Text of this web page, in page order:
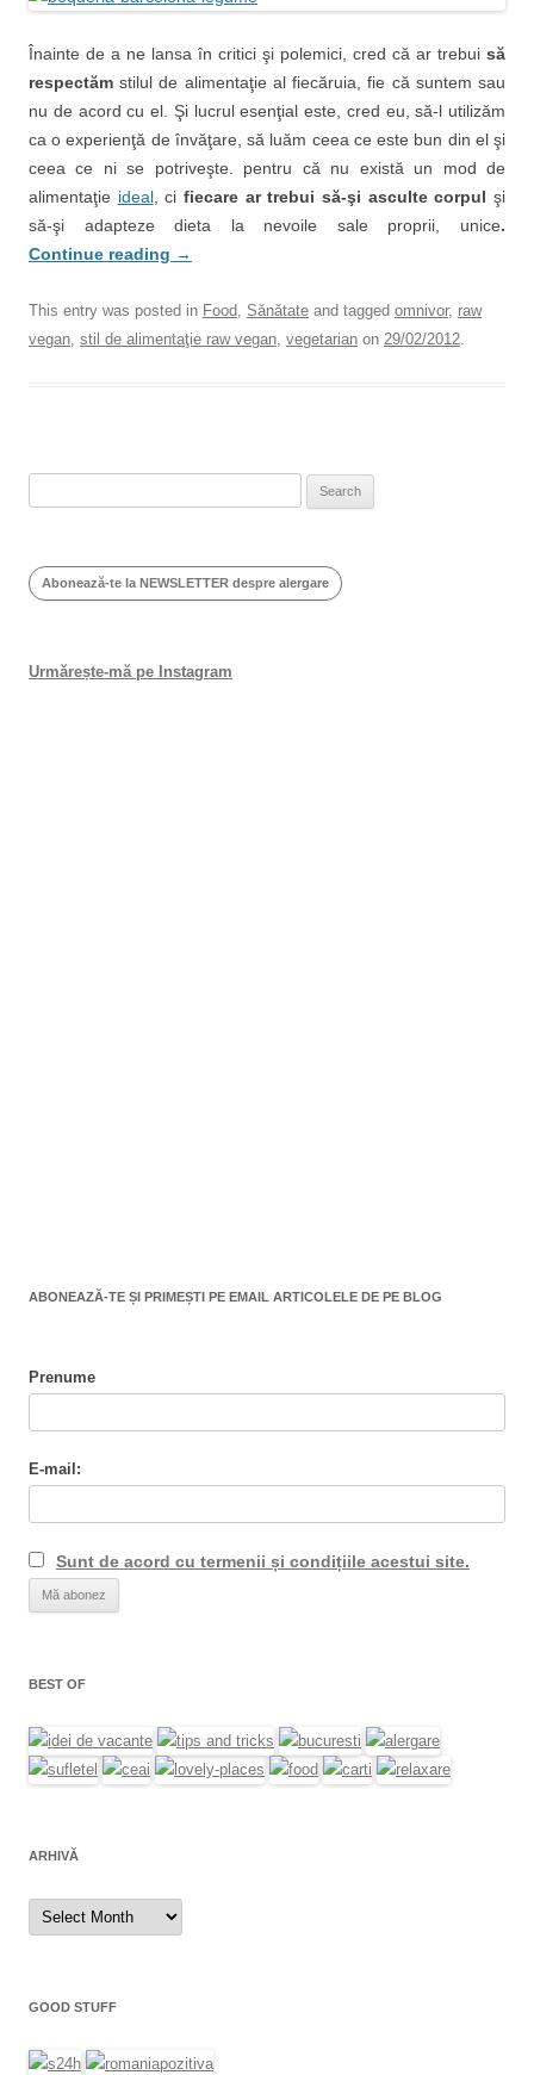
Înainte de a ne lansa în critici şi polemici, cred că ar trebui să
respectămstilul de alimentaţie al fiecăruia, fie că suntem sau
nu de acord cu el. Şi lucrul esenţial este, cred eu, să-l utilizăm
ca o experienţă de învăţare, să luăm ceea ce este bun din el şi
ceea ce ni se potriveşte. pentru că nu există un mod de
alimentaţie ideal, ci fiecare ar trebui să-şi asculte corpul şi
să-şi adapteze dieta la nevoile sale proprii, unice.
Continue reading →
This entry was posted in Food, Sănătate and tagged omnivor, raw
vegan, stil de alimentaţie raw vegan, vegetarian on 29/02/2012.
Abonează-te la NEWSLETTER despre alergare
Urmărește-mă pe Instagram
ABONEAZĂ-TE ȘI PRIMEȘTI PE EMAIL ARTICOLELE DE PE BLOG
Prenume
E-mail:
Sunt de acord cu termenii și condițiile acestui site.
BEST OF
ARHIVĂ
Arhivă
GOOD STUFF